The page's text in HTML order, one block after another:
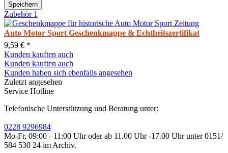
Speichern
Zubehör 1
Auto Motor Sport Geschenkmappe & Echtheitszertifikat
9,59 € *
Kunden kauften auch
Kunden kauften auch
Kunden haben sich ebenfalls angesehen
Zuletzt angesehen
Service Hotline
Telefonische Unterstützung und Beratung unter:
0228 9296984
Mo-Fr, 09:00 - 11:00 Uhr oder ab 11.00 Uhr -17.00 Uhr unter 0151/
584 530 24 im Archiv.